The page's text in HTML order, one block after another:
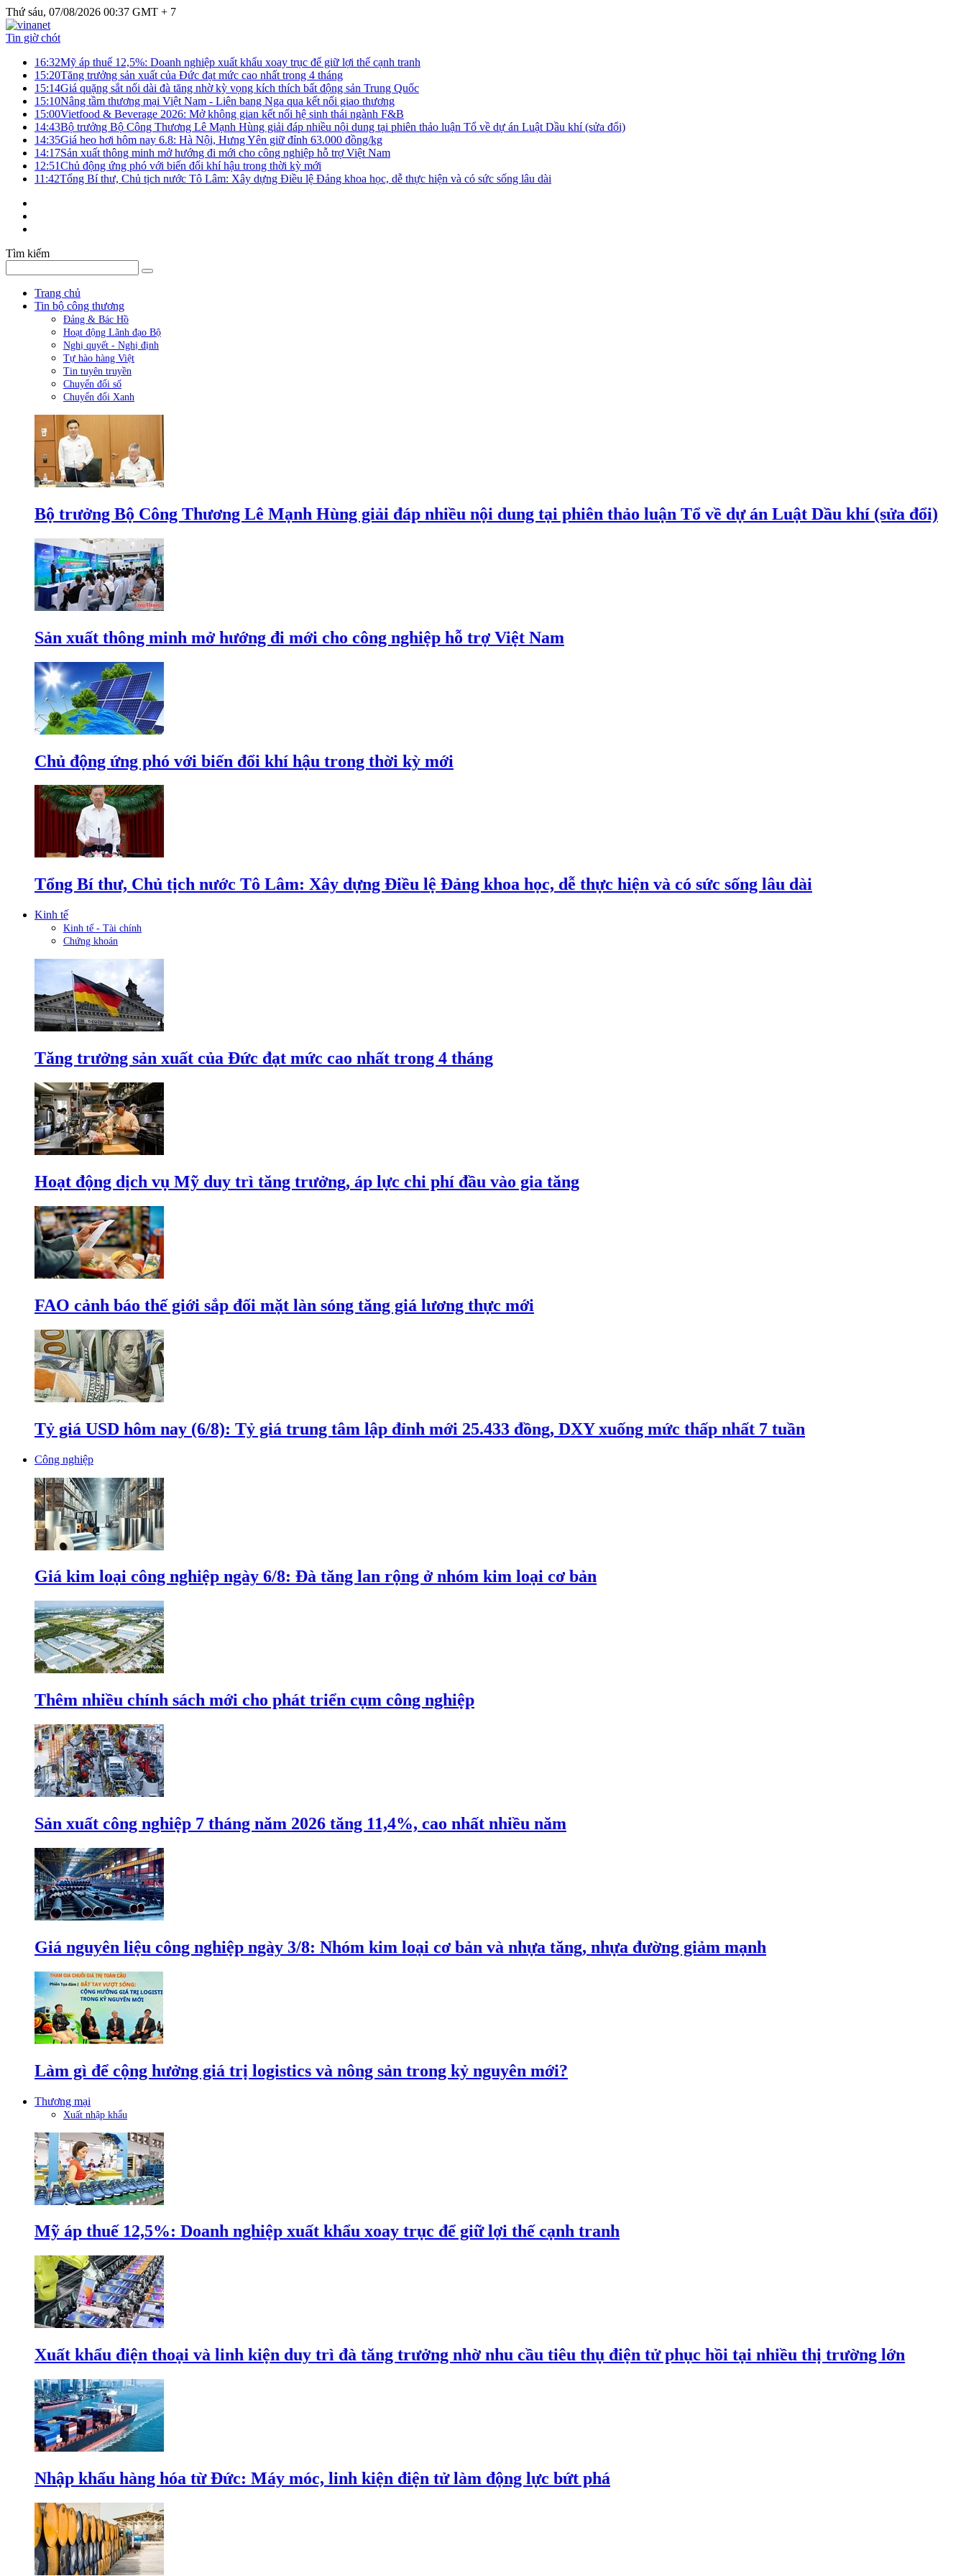
Thứ sáu, 07/08/2026 00:37 GMT + 7
Tin giờ chót
16:32Mỹ áp thuế 12,5%: Doanh nghiệp xuất khẩu xoay trục để giữ lợi thế cạnh tranh
15:20Tăng trưởng sản xuất của Đức đạt mức cao nhất trong 4 tháng
15:14Giá quặng sắt nối dài đà tăng nhờ kỳ vọng kích thích bất động sản Trung Quốc
15:10Nâng tầm thương mại Việt Nam - Liên bang Nga qua kết nối giao thương
15:00Vietfood & Beverage 2026: Mở không gian kết nối hệ sinh thái ngành F&B
14:43Bộ trưởng Bộ Công Thương Lê Mạnh Hùng giải đáp nhiều nội dung tại phiên thảo luận Tổ về dự án Luật Dầu khí (sửa đổi)
14:35Giá heo hơi hôm nay 6.8: Hà Nội, Hưng Yên giữ đỉnh 63.000 đồng/kg
14:17Sản xuất thông minh mở hướng đi mới cho công nghiệp hỗ trợ Việt Nam
12:51Chủ động ứng phó với biến đổi khí hậu trong thời kỳ mới
11:42Tổng Bí thư, Chủ tịch nước Tô Lâm: Xây dựng Điều lệ Đảng khoa học, dễ thực hiện và có sức sống lâu dài
Tìm kiếm
Trang chủ
Tin bộ công thương
Đảng & Bác Hồ
Hoạt động Lãnh đạo Bộ
Nghị quyết - Nghị định
Tự hào hàng Việt
Tin tuyên truyền
Chuyển đổi số
Chuyển đổi Xanh
Bộ trưởng Bộ Công Thương Lê Mạnh Hùng giải đáp nhiều nội dung tại phiên thảo luận Tổ về dự án Luật Dầu khí (sửa đổi)
Sản xuất thông minh mở hướng đi mới cho công nghiệp hỗ trợ Việt Nam
Chủ động ứng phó với biến đổi khí hậu trong thời kỳ mới
Tổng Bí thư, Chủ tịch nước Tô Lâm: Xây dựng Điều lệ Đảng khoa học, dễ thực hiện và có sức sống lâu dài
Kinh tế
Kinh tế - Tài chính
Chứng khoán
Tăng trưởng sản xuất của Đức đạt mức cao nhất trong 4 tháng
Hoạt động dịch vụ Mỹ duy trì tăng trưởng, áp lực chi phí đầu vào gia tăng
FAO cảnh báo thế giới sắp đối mặt làn sóng tăng giá lương thực mới
Tỷ giá USD hôm nay (6/8): Tỷ giá trung tâm lập đỉnh mới 25.433 đồng, DXY xuống mức thấp nhất 7 tuần
Công nghiệp
Giá kim loại công nghiệp ngày 6/8: Đà tăng lan rộng ở nhóm kim loại cơ bản
Thêm nhiều chính sách mới cho phát triển cụm công nghiệp
Sản xuất công nghiệp 7 tháng năm 2026 tăng 11,4%, cao nhất nhiều năm
Giá nguyên liệu công nghiệp ngày 3/8: Nhóm kim loại cơ bản và nhựa tăng, nhựa đường giảm mạnh
Làm gì để cộng hưởng giá trị logistics và nông sản trong kỷ nguyên mới?
Thương mại
Xuất nhập khẩu
Mỹ áp thuế 12,5%: Doanh nghiệp xuất khẩu xoay trục để giữ lợi thế cạnh tranh
Xuất khẩu điện thoại và linh kiện duy trì đà tăng trưởng nhờ nhu cầu tiêu thụ điện tử phục hồi tại nhiều thị trường lớn
Nhập khẩu hàng hóa từ Đức: Máy móc, linh kiện điện tử làm động lực bứt phá